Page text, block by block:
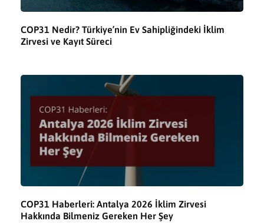
COP31 Nedir? Türkiye’nin Ev Sahipliğindeki İklim
Zirvesi ve Kayıt Süreci
COP31 Haberleri: Antalya 2026 İklim Zirvesi
Hakkında Bilmeniz Gereken Her Şey